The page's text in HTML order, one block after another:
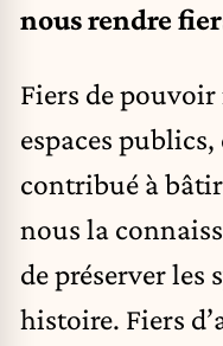
nous rendre
Fiers de
espaces
contribué à
nous la
de préserver les
histoire. Fiers